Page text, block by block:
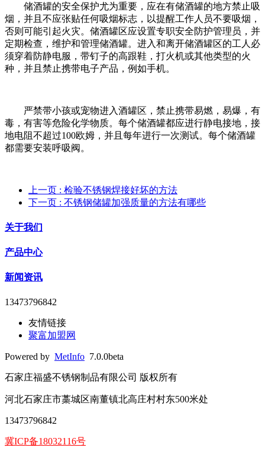
储酒罐的安全保护尤为重要，应在有储酒罐的地方禁止吸
烟，并且不应张贴任何吸烟标志，以提醒工作人员不要吸烟，
否则可能引起火灾。 储酒罐区应设置专职安全防护管理员，并
定期检查，维护和管理储酒罐。 进入和离开储酒罐区的工人必
须穿着防静电服，带钉子的高跟鞋，打火机或其他类型的火
种，并且禁止携带电子产品，例如手机。
严禁带小孩或宠物进入酒罐区，禁止携带易燃，易爆，有
毒，有害等危险化学物质。 每个储酒罐都应进行静电接地，接
地电阻不超过100欧姆，并且每年进行一次测试。 每个储酒罐
都需要安装呼吸阀。
上一页 : 检验不锈钢焊接好坏的方法
下一页 : 不锈钢储罐加强质量的方法有哪些
关于我们
产品中心
新闻资讯
13473796842
友情链接
聚富加盟网
Powered by MetInfo 7.0.0beta
石家庄福盛不锈钢制品有限公司 版权所有
河北石家庄市藁城区南董镇北高庄村村东500米处
13473796842
冀ICP备18032116号